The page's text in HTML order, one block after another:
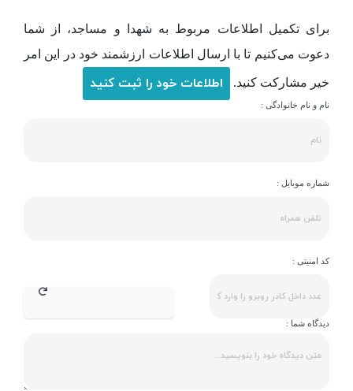
برای تکمیل اطلاعات مربوط به شهدا و مساجد، از شما
دعوت می‌کنیم تا با ارسال اطلاعات ارزشمند خود در این امر
خیر مشارکت کنید. اطلاعات خود را ثبت کنید
نام و نام خانوادگی :
شماره موبایل :
کد امنیتی :
دیدگاه شما :